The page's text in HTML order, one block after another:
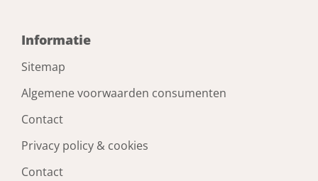
Informatie
Sitemap
Algemene voorwaarden consumenten
Contact
Privacy policy & cookies
Contact